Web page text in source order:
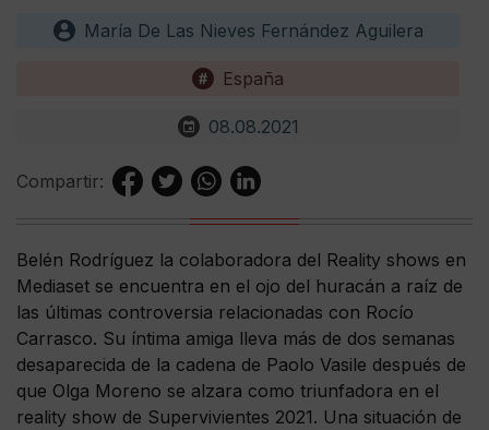
María De Las Nieves Fernández Aguilera
España
08.08.2021
Compartir:
Belén Rodríguez la colaboradora del Reality shows en
Mediaset se encuentra en el ojo del huracán a raíz de
las últimas controversia relacionadas con Rocío
Carrasco. Su íntima amiga lleva más de dos semanas
desaparecida de la cadena de Paolo Vasile después de
que Olga Moreno se alzara como triunfadora en el
reality show de Supervivientes 2021. Una situación de